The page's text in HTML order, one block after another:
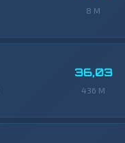
8 M
36,03
436 M